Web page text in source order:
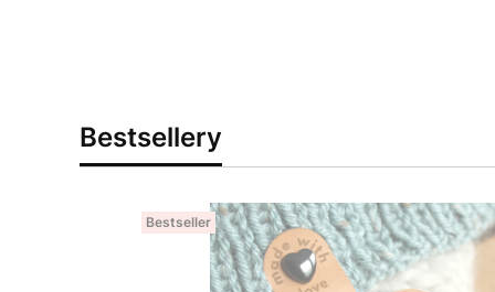
Bestsellery
Bestseller